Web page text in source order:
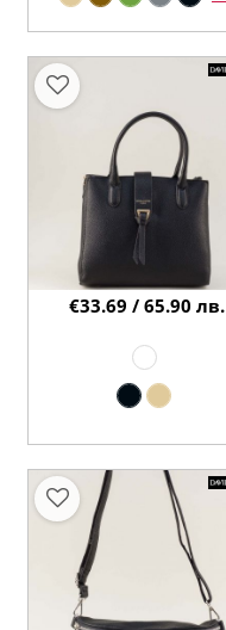
€33.69 / 65.90 лв.